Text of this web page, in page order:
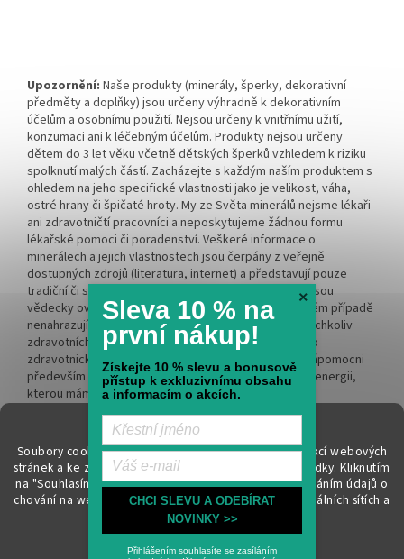
Soubory cookie používáme k zajištění základních funkcí webových
stránek a ke zlepšení vašeho online zážitku i naší nabídky. Kliknutím
na "Souhlasím" souhlasíte s využíváním cookies a předáním údajů o
chování na webu pro zobrazení cílené reklamy na sociálních sítích a
reklamních sítích. Více informací
Nastavení
Upozornění: Naše produkty (minerály, šperky, dekorativní
předměty a doplňky) jsou určeny výhradně k dekorativním
účelům a osobnímu použití. Nejsou určeny k vnitřnímu užití,
konzumaci ani k léčebným účelům. Produkty nejsou určeny
dětem do 3 let věku včetně dětských šperků vzhledem k riziku
spolknutí malých částí. Zacházejte s každým naším produktem s
ohledem na jeho specifické vlastnosti jako je velikost, váha,
ostré hrany či špičaté hroty. My ze Světa minerálů nejsme lékaři
ani zdravotničtí pracovníci a neposkytujeme žádnou formu
lékařské pomoci či poradenství. Veškeré informace o
minerálech a jejich vlastnostech jsou čerpány z veřejně
dostupných zdrojů (literatura, internet) a představují pouze
tradiční či spirituální přesvědčení. Tyto informace nejsou
vědecky ověřeny, nemají léčebný charakter a v žádném případě
nenahrazují odbornou lékařskou péči či léčbu. Při jakýchkoliv
zdravotních obtížích vždy kontaktujte kvalifikovaného
zdravotnického pracovníka. Naším cílem je být vám nápomocni
především na spirituální rovině a rozvíjet vnitřní sílu a energii,
kterou máme každý v nás.
Vytvořil Shoptet
Svět minerálů. Všechna práva vyhrazena.
×
Sleva 10 % na
první nákup!
Získejte 10 % slevu a bonusově
přístup k exkluzivnímu obsahu
a informacím o akcích.
CHCI SLEVU A ODEBÍRAT
NOVINKY >>
Přihlášením souhlasíte se zasíláním